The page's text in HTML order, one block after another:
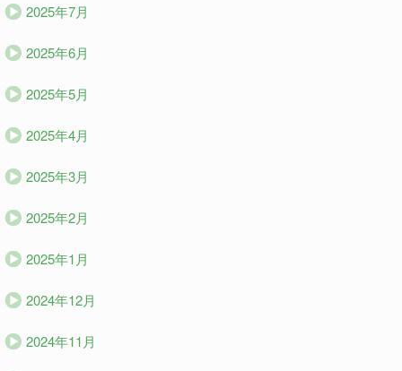
2025年7月
2025年6月
2025年5月
2025年4月
2025年3月
2025年2月
2025年1月
2024年12月
2024年11月